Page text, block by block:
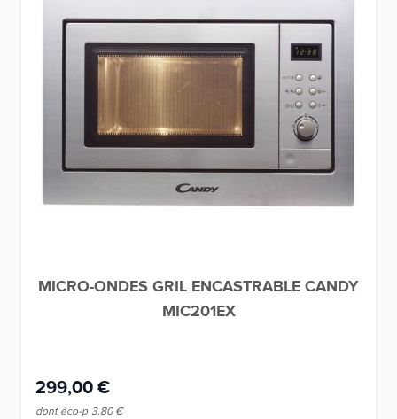
MICRO-ONDES GRIL ENCASTRABLE CANDY
MIC201EX
299,00 €
dont éco-p 3,80 €